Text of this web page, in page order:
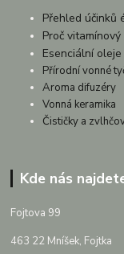
Přehled účinků
Proč
Esenciální
Přírodní vonné
Aroma difuzéry
Vonná keramika
Čističky a
Kde nás
Fojtova 99
463 22 Mníšek, Fojtka